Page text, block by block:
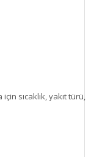
sıcaklık, yakıt türü,